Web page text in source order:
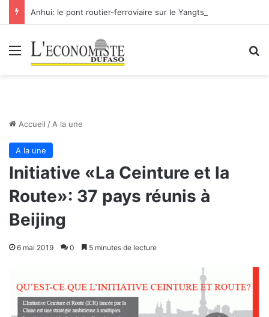
Menu
Accueil / A la une
A la une
Initiative «La Ceinture et la
Route»: 37 pays réunis à
Beijing
6 mai 2019 0 5 minutes de lecture